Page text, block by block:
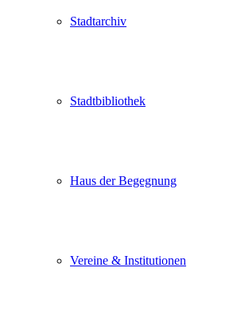
Stadtarchiv
Stadtbibliothek
Haus der Begegnung
Vereine & Institutionen